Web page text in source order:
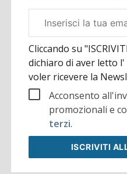
aziendale
Cliccando su
dichiaro di aver letto l'
voler ricevere la
Acconsento
promozionali e
terzi.
ISCRIVITI